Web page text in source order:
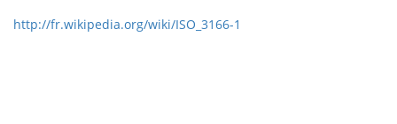
http://fr.wikipedia.org/wiki/ISO_3166-1